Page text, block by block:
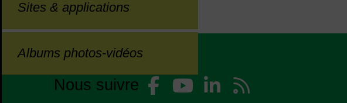
Sites & applications
Albums photos-vidéos
Nous suivre
Liste des réseaux Liste des réseaux
Facebook
YouTube